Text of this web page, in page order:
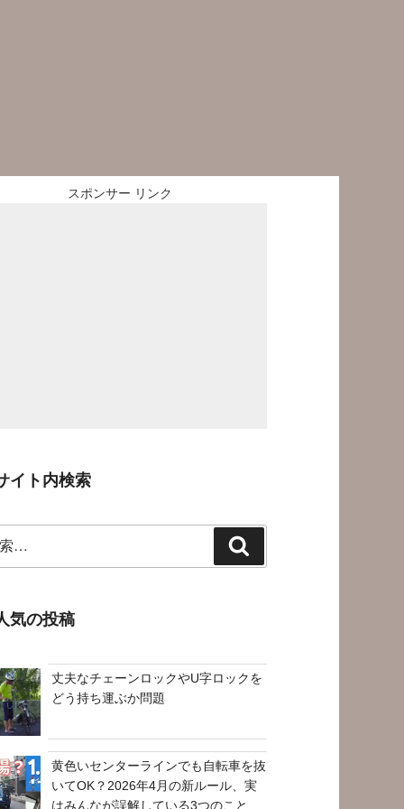
スポンサー リンク
イト内検索
索
気の投稿
丈夫なチェーンロックやU字ロックを
どう持ち運ぶか問題
黄色いセンターラインでも自転車を抜
いてOK？2026年4月の新ルール、実
はみんなが誤解している3つのこと